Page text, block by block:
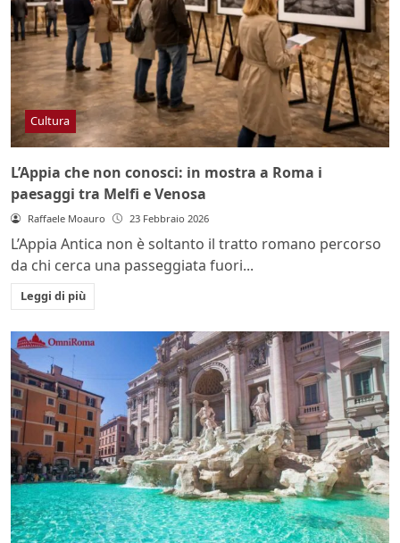
Cultura
L’Appia che non conosci: in mostra a Roma i
paesaggi tra Melfi e Venosa
Raffaele Moauro 23 Febbraio 2026
L’Appia Antica non è soltanto il tratto romano percorso
da chi cerca una passeggiata fuori...
Leggi di più